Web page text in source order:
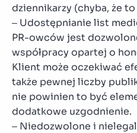
dziennikarzy (chyba, że
– Udostępnianie list
PR-owców jest
współpracy opartej o
Klient może oczekiwać
także pewnej liczby
nie powinien to być
dodatkowe uzgodnienie.
– Niedozwolone i